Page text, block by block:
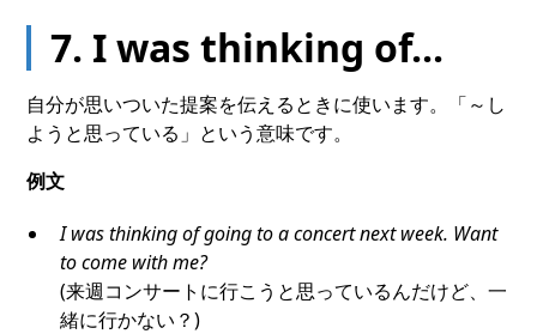
7. I was thinking of...
自分が思いついた提案を伝えるときに使います。「～し
ようと思っている」という意味です。
例文
I was thinking of going to a concert next week. Want
to come with me?
(来週コンサートに行こうと思っているんだけど、一
緒に行かない？)